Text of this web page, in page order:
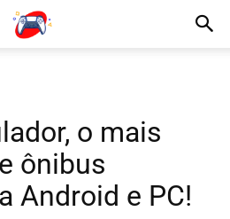
o mais
ônibus
Android e PC!